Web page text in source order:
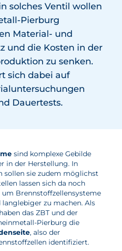
solches Ventil wollen
Pierburg
Material- und
und die Kosten in der
zu senken.
sich dabei auf
Dauertests.
sind komplexe Gebilde
in der Herstellung. In
sollen sie zudem möglichst
lassen sich da noch
um Brennstoff­zellen­systeme
zu machen. Als
das ZBT und der
Pierburg die
, also der
identifiziert.